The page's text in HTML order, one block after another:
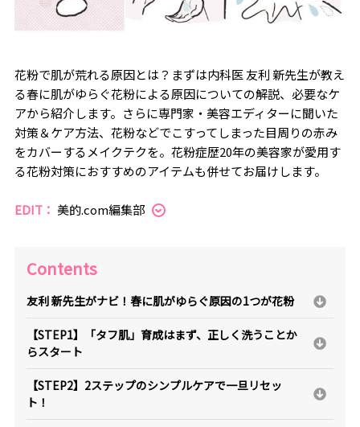
花粉で肌が荒れる原因とは？まずは内科医 友利 新先生が教え
る春に肌がゆらぐ花粉による原因についての解説、必要なケ
アから紹介します。さらに専門家・美容エディターに聞いた
対策＆ケア方法、花粉などでこすってしまった目周りの赤み
をカバーするメイクテクを。花粉症歴20年の美容家が愛用す
る花粉対策におすすめのアイテムも併せてお届けします。
EDIT： 美的.com編集部
Contents
友利 新先生がナビ！春に肌がゆらぐ原因の1つが花粉
【STEP1】「タフ肌」育成はまず、正しく洗うことか
らスタート
【STEP2】2ステップのシンプルケアで一旦リセッ
ト！